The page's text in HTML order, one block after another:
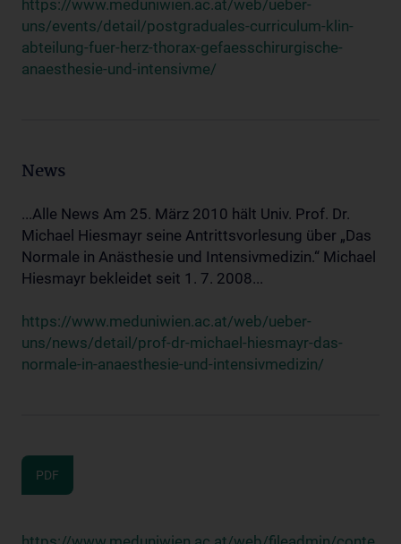
https://www.meduniwien.ac.at/web/ueber-
uns/events/detail/postgraduales-curriculum-klin-
abteilung-fuer-herz-thorax-gefaesschirurgische-
anaesthesie-und-intensivme/
News
...Alle News Am 25. März 2010 hält Univ. Prof. Dr.
Michael Hiesmayr seine Antrittsvorlesung über „Das
Normale in Anästhesie und Intensivmedizin.“ Michael
Hiesmayr bekleidet seit 1. 7. 2008...
https://www.meduniwien.ac.at/web/ueber-
uns/news/detail/prof-dr-michael-hiesmayr-das-
normale-in-anaesthesie-und-intensivmedizin/
PDF